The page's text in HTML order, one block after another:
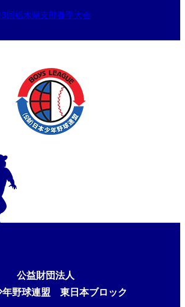
回栃木県支部春季大会
公益財団法人
年野球連盟 東日本ブロック